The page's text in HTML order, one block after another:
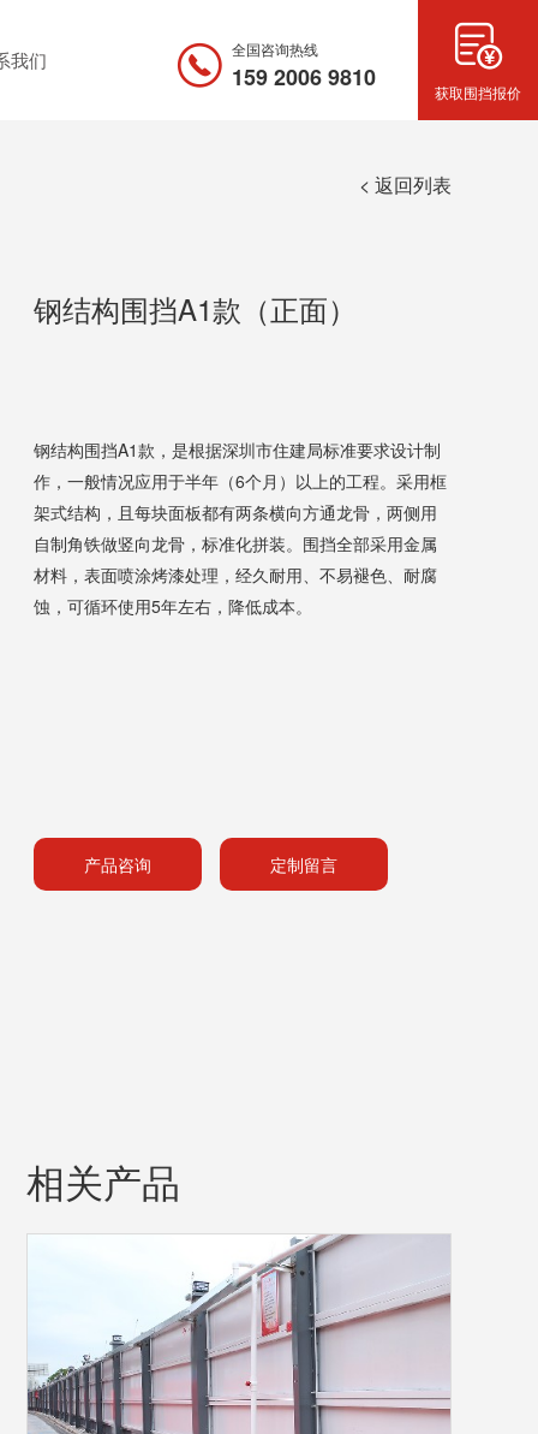
我们 全国咨询热线
159 2006 9810 获取围挡报价
< 返回列表
钢结构围挡A1款（正面）
钢结构围挡A1款，是根据深圳市住建局标准要求设计制
作，一般情况应用于半年（6个月）以上的工程。采用框
架式结构，且每块面板都有两条横向方通龙骨，两侧用
自制角铁做竖向龙骨，标准化拼装。围挡全部采用金属
材料，表面喷涂烤漆处理，经久耐用、不易褪色、耐腐
蚀，可循环使用5年左右，降低成本。
产品咨询 定制留言
相关产品